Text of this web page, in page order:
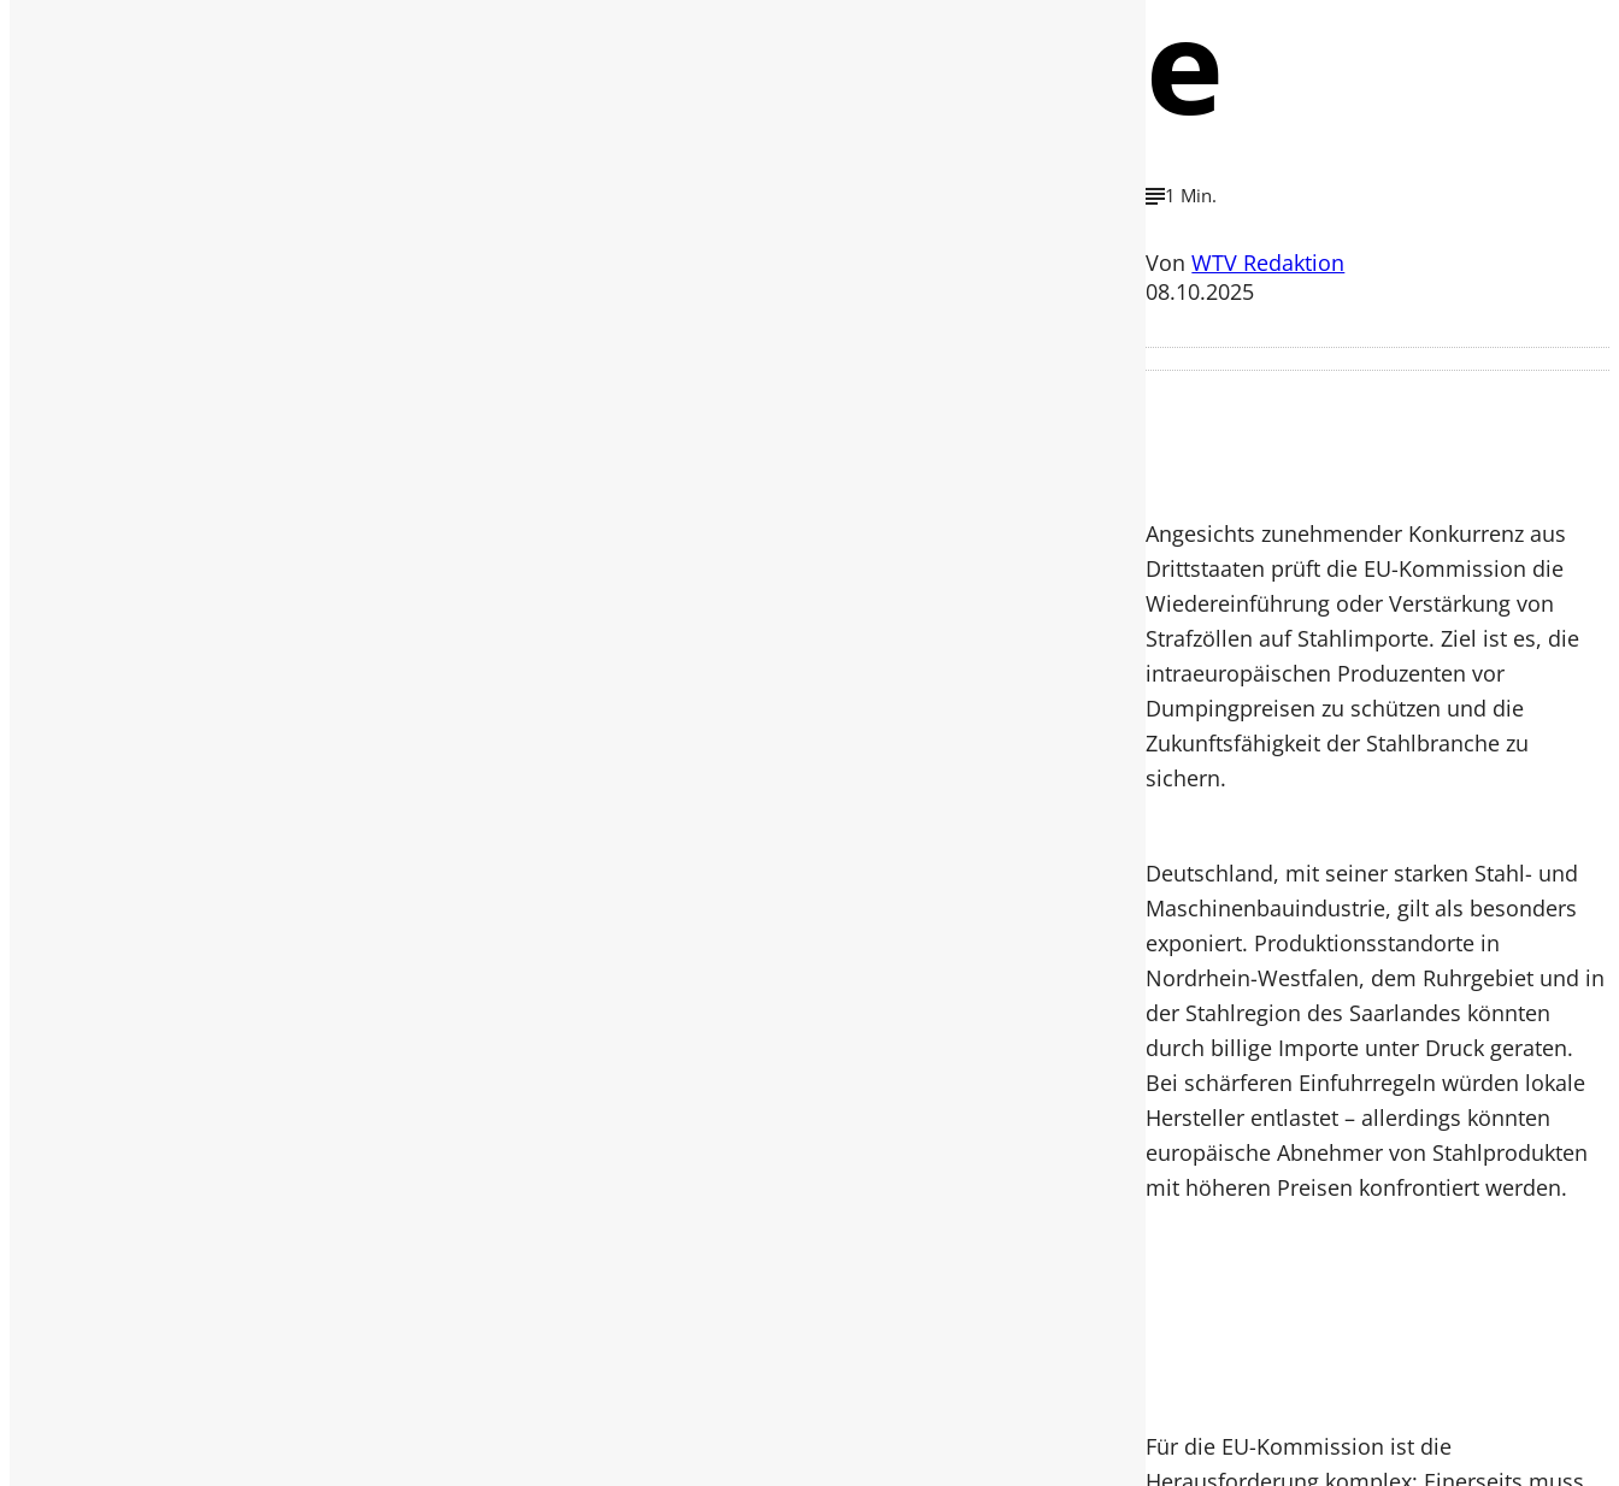
e
1 Min.
VonWTV Redaktion
08.10.2025
Angesichts zunehmender Konkurrenz aus
Drittstaaten prüft die EU-Kommission die
Wiedereinführung oder Verstärkung von
Strafzöllen auf Stahlimporte. Ziel ist es, die
intraeuropäischen Produzenten vor
Dumpingpreisen zu schützen und die
Zukunftsfähigkeit der Stahlbranche zu
sichern.
Deutschland, mit seiner starken Stahl- und
Maschinenbauindustrie, gilt als besonders
exponiert. Produktionsstandorte in
Nordrhein-Westfalen, dem Ruhrgebiet und in
der Stahlregion des Saarlandes könnten
durch billige Importe unter Druck geraten.
Bei schärferen Einfuhrregeln würden lokale
Hersteller entlastet – allerdings könnten
europäische Abnehmer von Stahlprodukten
mit höheren Preisen konfrontiert werden.
Für die EU-Kommission ist die